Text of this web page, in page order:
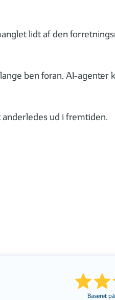
lidt af den
ben foran. AI-
ud i fremtiden.
Baseret